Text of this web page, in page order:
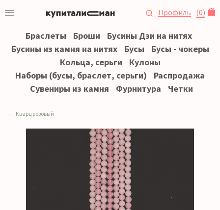
Профиль (0)
Браслеты Броши
Бусины Дзи на нитях
Бусины из камня на нитях
Бусы
Бусы - чокеры
Кольца, серьги
Кулоны
Наборы (бусы, браслет, серьги)
Распродажа
Сувениры из камня
Фурнитура Четки
Кварц розовый